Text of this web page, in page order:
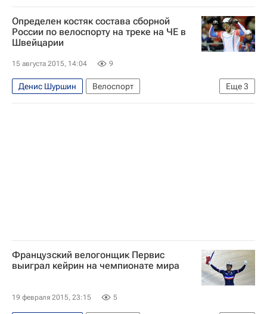
Сергей Ковпанец
Чемпионат мира-2016 по трековым велогонкам, Лондон, 2-6 марта
Летние Олимпийские игры 2016
Чемпионат мира по трековым велогонкам
Сборная России по велоспорту
Определен костяк состава сборной
России по велоспорту на треке на ЧЕ в
Швейцарии
15 августа 2015, 14:04 9
Еще3
Денис Шуршин
Велоспорт
Чемпионат Европы-2015 по велоспорту на треке. Швейцария, Гренхен, 15-18 октября
Французский велогонщик Первис
выиграл кейрин на чемпионате мира
19 февраля 2015, 23:15 5